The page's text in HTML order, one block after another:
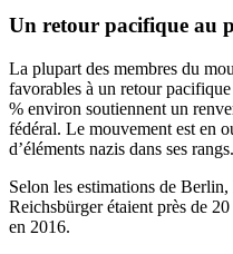
Un retour pacifique au
La plupart des membres du
favorables à un retour
% environ soutiennent un
fédéral. Le mouvement est en
d’éléments nazis dans ses rangs.
Selon les estimations de
Reichsbürger étaient près de
en 2016.